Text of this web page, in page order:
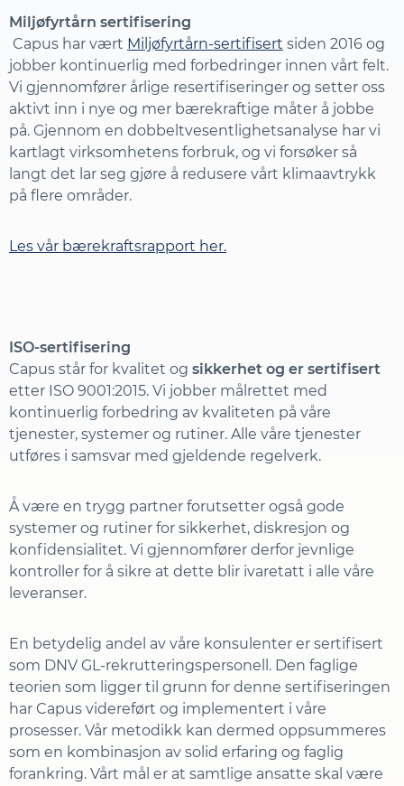
Miljøfyrtårn sertifisering
Capus har vært Miljøfyrtårn-sertifisert siden 2016 og
jobber kontinuerlig med forbedringer innen vårt felt.
Vi gjennomfører årlige resertifiseringer og setter oss
aktivt inn i nye og mer bærekraftige måter å jobbe
på. Gjennom en dobbeltvesentlighetsanalyse har vi
kartlagt virksomhetens forbruk, og vi forsøker så
langt det lar seg gjøre å redusere vårt klimaavtrykk
på flere områder.
Les vår bærekraftsrapport her.
ISO-sertifisering
Capus står for kvalitet og sikkerhet og er sertifisert
etter ISO 9001:2015. Vi jobber målrettet med
kontinuerlig forbedring av kvaliteten på våre
tjenester, systemer og rutiner. Alle våre tjenester
utføres i samsvar med gjeldende regelverk.
Å være en trygg partner forutsetter også gode
systemer og rutiner for sikkerhet, diskresjon og
konfidensialitet. Vi gjennomfører derfor jevnlige
kontroller for å sikre at dette blir ivaretatt i alle våre
leveranser.
En betydelig andel av våre konsulenter er sertifisert
som DNV GL-rekrutteringspersonell. Den faglige
teorien som ligger til grunn for denne sertifiseringen
har Capus videreført og implementert i våre
prosesser. Vår metodikk kan dermed oppsummeres
som en kombinasjon av solid erfaring og faglig
forankring. Vårt mål er at samtlige ansatte skal være